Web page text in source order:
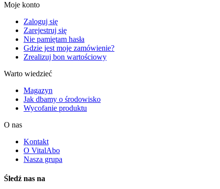
Moje konto
Zaloguj się
Zarejestruj się
Nie pamiętam hasła
Gdzie jest moje zamówienie?
Zrealizuj bon wartościowy
Warto wiedzieć
Magazyn
Jak dbamy o środowisko
Wycofanie produktu
O nas
Kontakt
O VitalAbo
Nasza grupa
Śledź nas na